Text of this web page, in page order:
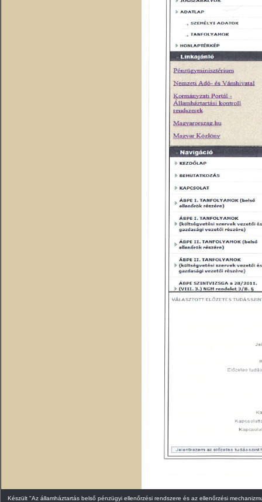
Készült "Az államháztartás belső pénzügyi ellenőrzési rendszere és az ellenőrzési